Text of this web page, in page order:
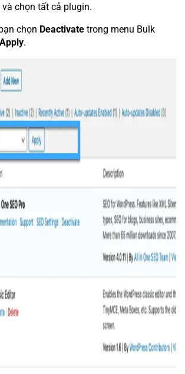
và chọn tất cả plugin.
chọn Deactivate trong menu Bulk
Apply.